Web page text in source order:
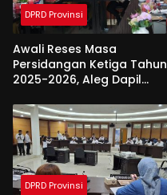
DPRD Provinsi
Awali Reses Masa
Persidangan Ketiga Tahun
2025-2026, Aleg Dapil
Apresiasi Dari Pemda
DPRD Provinsi